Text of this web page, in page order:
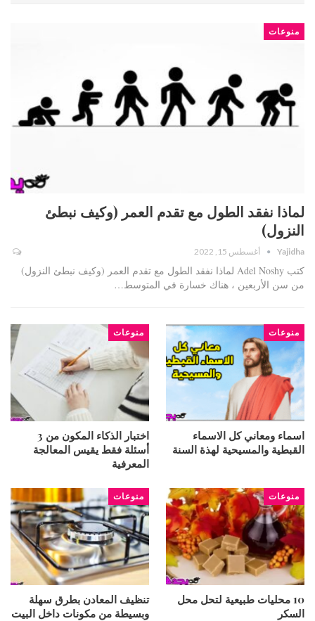
منوعات
لماذا نفقد الطول مع تقدم العمر (وكيف نبطئ
النزول)
Yajidha أغسطس 15, 2022
كتب Adel Noshy لماذا نفقد الطول مع تقدم العمر (وكيف نبطئ النزول)
من سن الأربعين ، هناك خسارة في المتوسط…
منوعات
اسماء ومعاني كل الاسماء
القبطية والمسيحية لهذة السنة
منوعات
اختبار الذكاء المكون من 3
أسئلة فقط يقيس المعالجة
المعرفية
منوعات
10 محليات طبيعية لتحل محل
السكر
منوعات
تنظيف المعادن بطرق سهلة
وبسيطة من مكونات داخل البيت